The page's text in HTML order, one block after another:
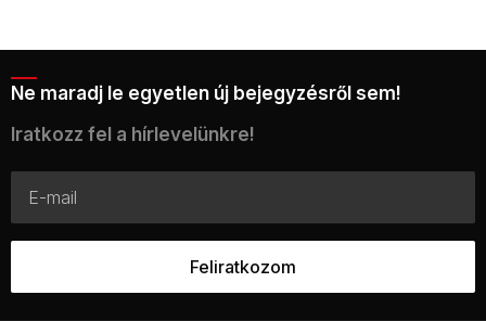
Ne maradj le egyetlen új bejegyzésről sem!
Iratkozz fel a hírlevelünkre!